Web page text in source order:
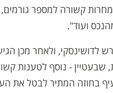
קשורה למספר גורמים,
ועוד".
את המגרש לדושינסקי, ולאחר
- נוסף לטענות
בחוזה המתיר לבטל את